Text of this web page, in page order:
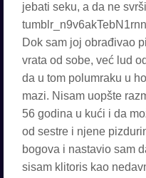
jebati seku, a da ne
Dok sam joj obrađivao
vrata od sobe, već lud
da u tom polumraku u
mazi. Nisam uopšte
56 godina u kući i da
od sestre i njene
bogova i nastavio sam
sisam klitoris kao